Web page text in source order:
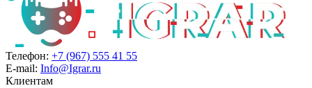
Телефон: +7 (967) 555 41 55
E-mail: Info@Igrar.ru
Клиентам